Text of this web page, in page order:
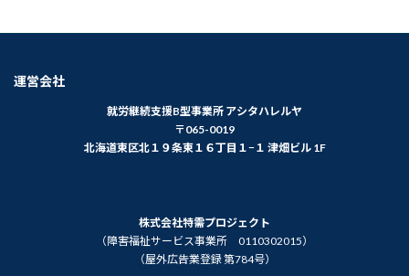
運営会社
就労継続支援B型事業所 アシタハレルヤ
〒065-0019
北海道東区北１９条東１６丁目１−１ 津畑ビル 1F
株式会社特需プロジェクト
（障害福祉サービス事業所 0110302015）
（屋外広告業登録 第784号）